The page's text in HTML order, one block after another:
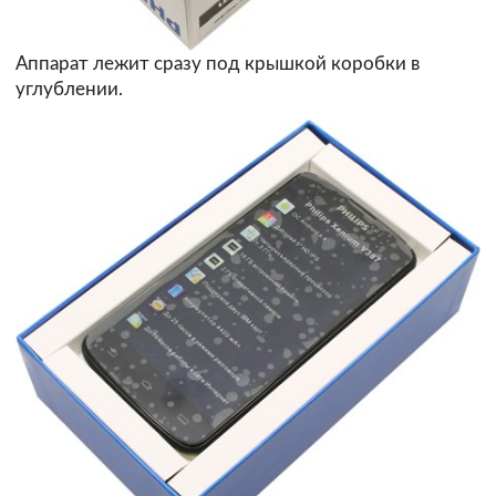
Аппарат лежит сразу под крышкой коробки в
углублении.